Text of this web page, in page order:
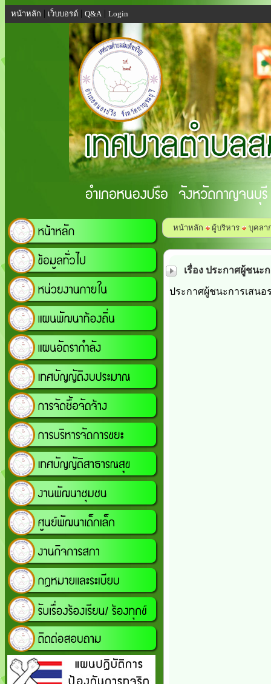
หน้าหลัก | เว็บบอรด์ | Q&A | Login
หน้าหลัก ผู้บริหาร บุคลา
เรื่อง ประกาศผู้ชนะ
ประกาศผู้ชนะการเสนอ